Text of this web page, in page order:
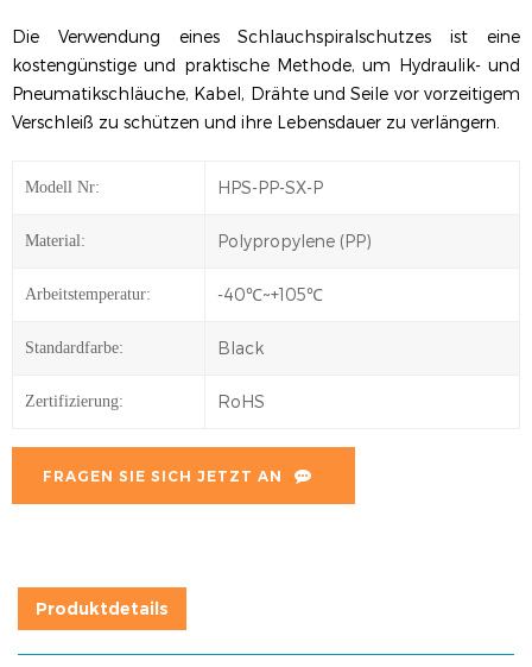
Die Verwendung eines Schlauchspiralschutzes ist eine
kostengünstige und praktische Methode, um Hydraulik- und
Pneumatikschläuche, Kabel, Drähte und Seile vor vorzeitigem
Verschleiß zu schützen und ihre Lebensdauer zu verlängern.
Modell Nr: HPS-PP-SX-P
Material: Polypropylene (PP)
Arbeitstemperatur: -40℃~+105℃
Standardfarbe: Black
Zertifizierung: RoHS
FRAGEN SIE SICH JETZT AN
Produktdetails